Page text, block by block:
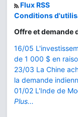
Flux RSS
Conditions
Offre et demande
16/05
de 1 000 $ en
23/03 La Chine
la demande
01/02 L'Inde de
Plus...